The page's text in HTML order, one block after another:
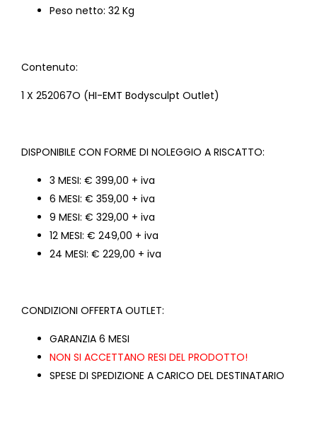
Peso netto: 32 Kg
Contenuto:
1 X 252067O (HI-EMT Bodysculpt Outlet)
DISPONIBILE CON FORME DI NOLEGGIO A RISCATTO:
3 MESI: € 399,00 + iva
6 MESI: € 359,00 + iva
9 MESI: € 329,00 + iva
12 MESI: € 249,00 + iva
24 MESI: € 229,00 + iva
CONDIZIONI OFFERTA OUTLET:
GARANZIA 6 MESI
NON SI ACCETTANO RESI DEL PRODOTTO!
SPESE DI SPEDIZIONE A CARICO DEL DESTINATARIO